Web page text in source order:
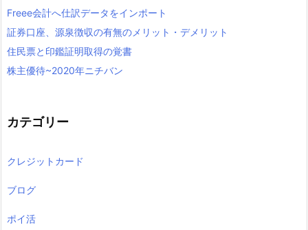
Freee会計へ仕訳データをインポート
証券口座、源泉徴収の有無のメリット・デメリット
住民票と印鑑証明取得の覚書
株主優待~2020年ニチバン
カテゴリー
クレジットカード
ブログ
ポイ活